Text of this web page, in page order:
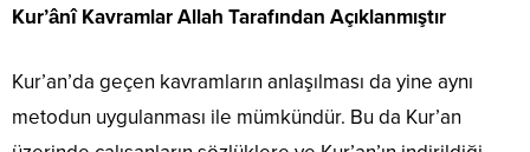
Kur’ânî Kavramlar Allah Tarafından Açıklanmıştır
Kur’an’da geçen kavramların anlaşılması da yine aynı
metodun uygulanması ile mümkündür. Bu da Kur’an